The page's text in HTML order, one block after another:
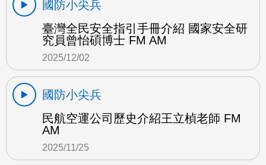
國防小尖兵
臺灣全民安全指引手冊介紹 國家安全研
究員曾怡碩博士 FM AM
2025/12/02
國防小尖兵
民航空運公司歷史介紹王立楨老師 FM
AM
2025/11/25